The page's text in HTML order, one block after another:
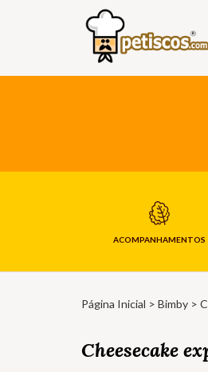
ACOMPANHAMENTOS
Página Inicial > Bimby >
Cheesecake